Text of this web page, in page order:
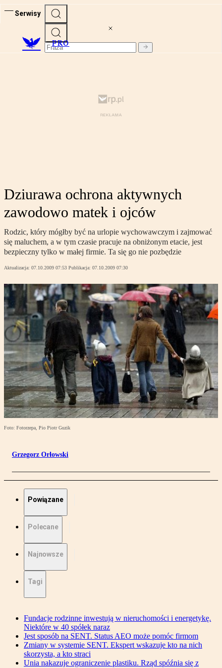
Serwisy
PRO
Dziurawa ochrona aktywnych
zawodowo matek i ojców
Rodzic, który mógłby być na urlopie wychowawczym i zajmować
się maluchem, a w tym czasie pracuje na obniżonym etacie, jest
bezpieczny tylko w małej firmie. Ta się go nie pozbędzie
Aktualizacja: 07.10.2009 07:53 Publikacja: 07.10.2009 07:30
Foto: Fotorzepa, Pio Piotr Guzik
Grzegorz Orłowski
Powiązane
Polecane
Najnowsze
Tagi
Fundacje rodzinne inwestują w nieruchomości i energetykę.
Niektóre w 40 spółek naraz
Jest sposób na SENT. Status AEO może pomóc firmom
Zmiany w systemie SENT. Ekspert wskazuje kto na nich
skorzysta, a kto straci
Unia nakazuje ograniczenie plastiku. Rząd spóźnia się z